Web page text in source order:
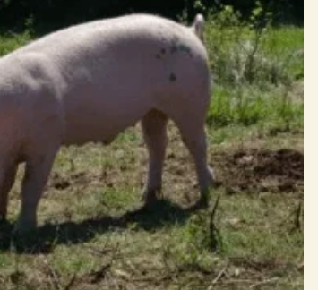
surtout l'été.
leurs donnons également du foins à hauteur de 20% de la rations pour
leur équilibre physiologique, d'autant plus qu'avec le couvert ils trouvent
lorsque ceux-ci commence d'être présent au sol nos petits pensionnaires
garder leurs butin!!! 😉😄